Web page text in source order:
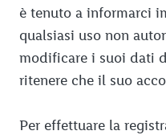
è tenuto a informarci
qualsiasi uso non
modificare i suoi dati
ritenere che il suo
Per effettuare la